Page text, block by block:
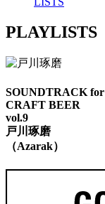
PLAYLISTS
SOUNDTRACK for
CRAFT BEER
vol.9
戸川琢磨
（Azarak）